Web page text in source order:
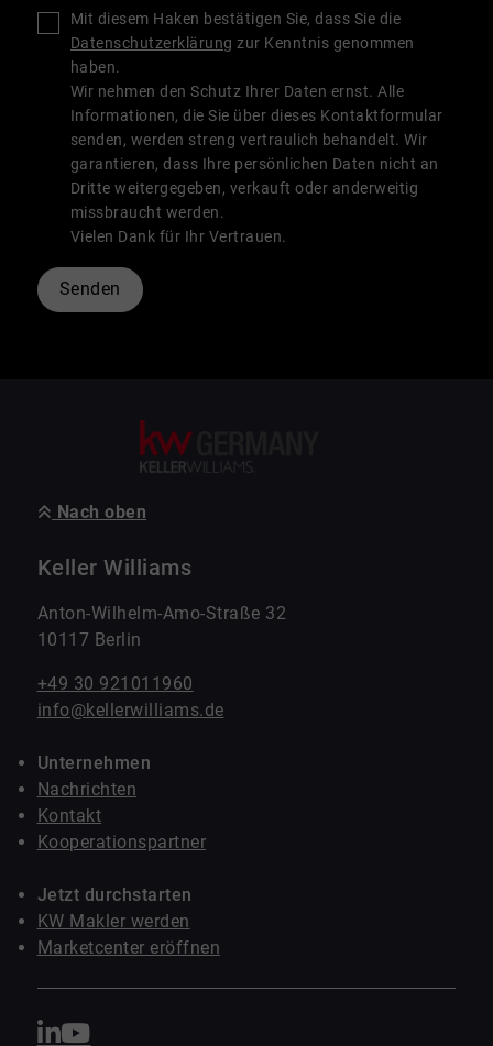
Mit diesem Haken bestätigen Sie, dass Sie die
Datenschutzerklärung zur Kenntnis genommen
haben.
Wir nehmen den Schutz Ihrer Daten ernst. Alle
Informationen, die Sie über dieses Kontaktformular
senden, werden streng vertraulich behandelt. Wir
garantieren, dass Ihre persönlichen Daten nicht an
Dritte weitergegeben, verkauft oder anderweitig
missbraucht werden.
Vielen Dank für Ihr Vertrauen.
Senden
Nach oben
Keller Williams
Anton-Wilhelm-Amo-Straße 32
10117 Berlin
+49 30 921011960
info@kellerwilliams.de
Unternehmen
Nachrichten
Kontakt
Kooperationspartner
Jetzt durchstarten
KW Makler werden
Marketcenter eröffnen